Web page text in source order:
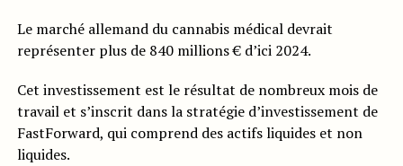
Le marché allemand du cannabis médical devrait
représenter plus de 840 millions € d’ici 2024.
Cet investissement est le résultat de nombreux mois de
travail et s’inscrit dans la stratégie d’investissement de
FastForward, qui comprend des actifs liquides et non
liquides.